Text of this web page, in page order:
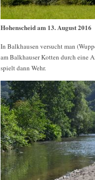
Hohenscheid am 13. August 2016
In Balkhausen versucht man
am Balkhauser Kotten durch eine
spielt dann Wehr.